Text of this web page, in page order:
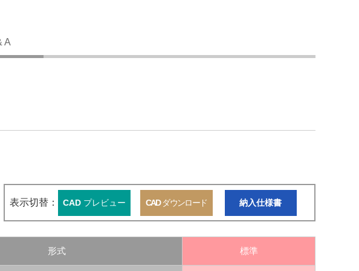
A
表示切替： CADプレビュー CADダウンロード 納入仕様書
形式 標準